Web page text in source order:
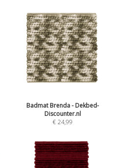
Badmat Brenda - Dekbed-
Discounter.nl
€24,99